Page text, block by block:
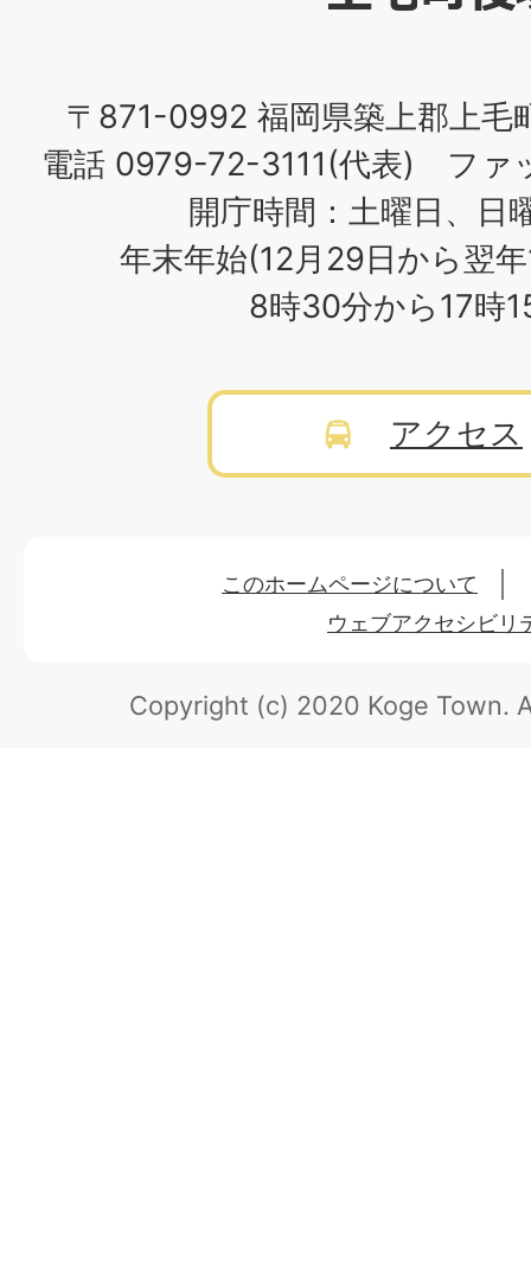
〒871-0992 福岡県築上郡上毛
電話 0979-72-3111(代表) ファ
開庁時間：土曜日、日
年末年始(12月29日から翌
8時30分から17時
アクセス
このホームページについて
ウェブアクセシビリ
Copyright (c) 2020 Koge Town.